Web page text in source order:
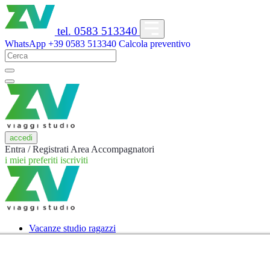
tel. 0583 513340
WhatsApp +39 0583 513340 Calcola preventivo
accedi
Entra / Registrati Area Accompagnatori
i miei preferiti iscriviti
Vacanze studio ragazzi